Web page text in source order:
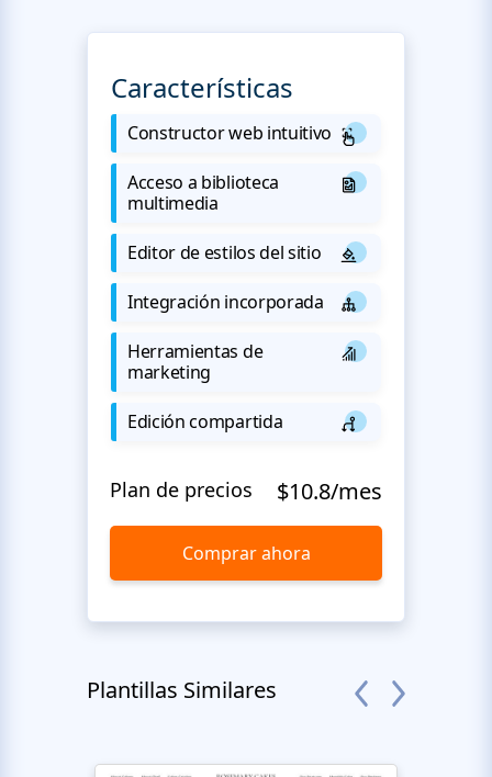
Características
Constructor web intuitivo
Acceso a biblioteca
multimedia
Editor de estilos del sitio
Integración incorporada
Herramientas de
marketing
Edición compartida
Plan de precios $10.8/mes
Comprar ahora
Plantillas Similares